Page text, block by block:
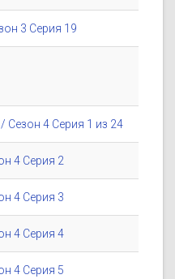
3 Серия 19
Сезон 4 Серия 1 из 24
4 Серия 2
4 Серия 3
4 Серия 4
4 Серия 5